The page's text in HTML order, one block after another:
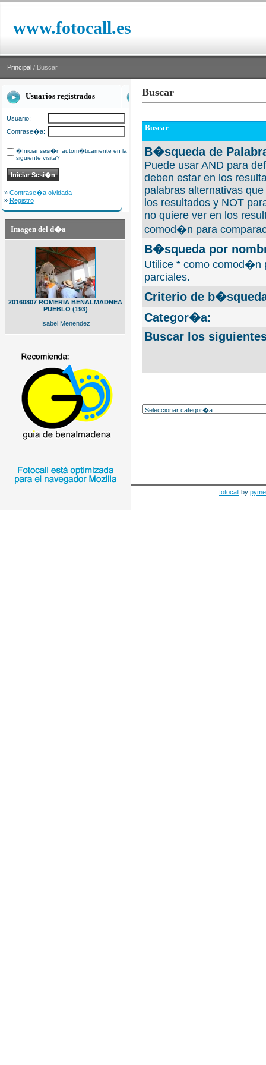
www.fotocall.es
Principal / Buscar
Usuarios registrados
Usuario:
Contrase�a:
�Iniciar sesi�n autom�ticamente en la
siguiente visita?
» Contrase�a olvidada
» Registro
Imagen del d�a
20160807 ROMERIA BENALMADNEA
PUEBLO (193)
Isabel Menendez
Buscar
Buscar
B�squeda de
Puede usar AND para
deben estar en los
palabras alternativas
los resultados y NOT
no quiere ver en los
comod�n para
B�squeda por
Utilice * como comod�n
parciales.
Criterio de
Categor�a:
Buscar los
fotocall by